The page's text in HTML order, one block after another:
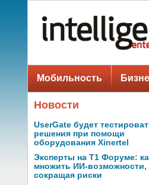
Мобильность
Новости
UserGate будет
решения при помощи
оборудования Xinertel
Эксперты на Т1 Форуме:
множить ИИ-возможности,
сокращая риски